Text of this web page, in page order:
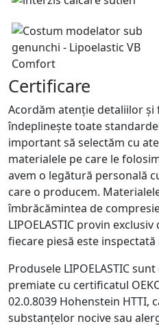
Certificare
Acordăm atenție detaliilor
îndeplinește toate
important să selectăm cu
materialele pe care le
avem o legătură personală
care o producem.
îmbrăcămintea de
LIPOELASTIC provin
fiecare piesă este inspectată
Produsele LIPOELASTIC
premiate cu certificatul
02.0.8039 Hohenstein HTTI,
substanțelor nocive sau